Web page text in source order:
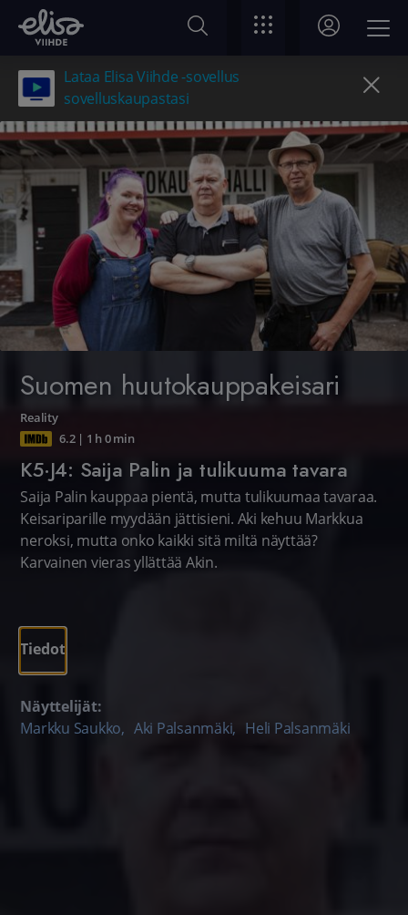
Lataa Elisa Viihde -sovellus
sovelluskaupastasi
Suomen huutokauppakeisari
Reality
6.2| 1 h 0 min
K5·J4: Saija Palin ja tulikuuma tavara
Saija Palin kauppaa pientä, mutta tulikuumaa tavaraa.
Keisariparille myydään jättisieni. Aki kehuu Markkua
neroksi, mutta onko kaikki sitä miltä näyttää?
Karvainen vieras yllättää Akin.
Tiedot
Näyttelijät:
Markku Saukko, Aki Palsanmäki, Heli Palsanmäki